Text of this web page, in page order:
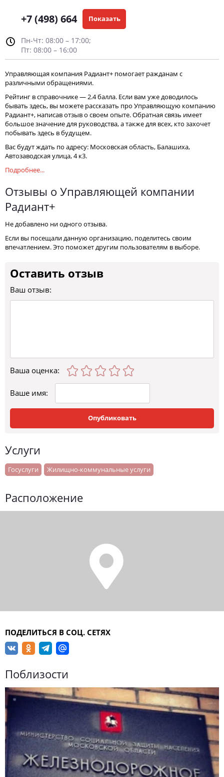
+7 (498) 664 Показать
Пн-Чт: 08:00 – 17:00;
Пт: 08:00 – 16:00
Управляющая компания Радиант+ помогает ражданам с
различными обращениями.
Рейтинг в справочнике — 2.4 балла. Если вам уже доводилось
бывать здесь, вы можете рассказать про Управляющую компанию
Радиант+, написав отзыв о своем опыте. Обратная связь имеет
большое значение для руководства, а также для всех, кто захочет
побывать здесь в будущем.
Вас будут ждать по адресу: Московская область, Балашиха,
Автозаводская улица, 4 к3.
Подробнее...
Отзывы о Управляющей компании
Радиант+
Не добавлено ни одного отзыва.
Если вы посещали данную организацию, поделитесь своим
впечатлением. Это поможет другим пользователям в выборе.
Оставить отзыв
Ваш отзыв:
Ваша оценка:
Ваше имя:
Опубликовать
Услуги
Госуслуги Жилищно-коммунальные услуги
Расположение
ПОДЕЛИТЬСЯ В СОЦ. СЕТЯХ
Поблизости